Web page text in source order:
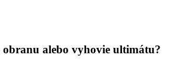
alebo vyhovie ultimátu?